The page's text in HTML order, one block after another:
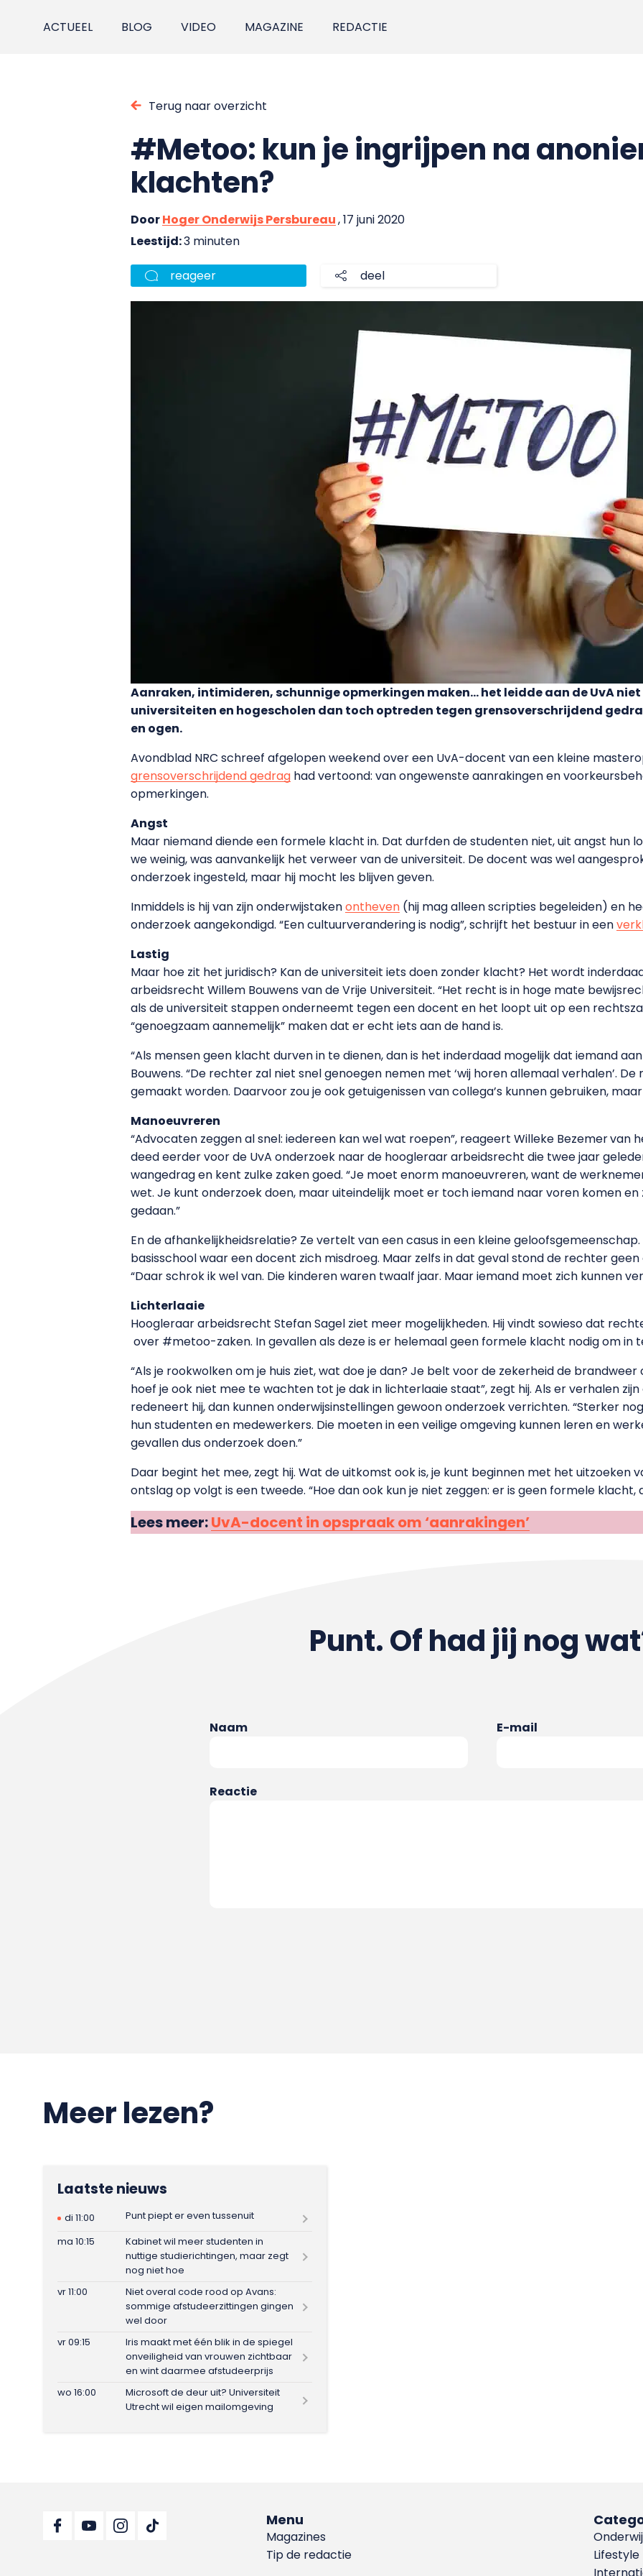
ACTUEEL BLOG VIDEO MAGAZINE REDACTIE
Terug naar overzicht
#Metoo: kun je ingrijpen na
klachten?
DoorHoger Onderwijs Persbureau, 17 juni 2020
Leestijd:3 minuten
reageer deel
Aanraken, intimideren, schunnige opmerkingen maken… het leidde aan de UvA
universiteiten en hogescholen dan toch optreden tegen grensoverschrijdend
en ogen.
Avondblad NRC schreef afgelopen weekend over een UvA-docent van een kleine
grensoverschrijdend gedrag had vertoond: van ongewenste aanrakingen en
opmerkingen.
Angst
Maar niemand diende een formele klacht in. Dat durfden de studenten niet, uit angst hun
we weinig, was aanvankelijk het verweer van de universiteit. De docent was wel
onderzoek ingesteld, maar hij mocht les blijven geven.
Inmiddels is hij van zijn onderwijstakenontheven (hij mag alleen scripties begeleiden) en
onderzoek aangekondigd. “Een cultuurverandering is nodig”, schrijft het bestuur in een
Lastig
Maar hoe zit het juridisch? Kan de universiteit iets doen zonder klacht? Het wordt
arbeidsrecht Willem Bouwens van de Vrije Universiteit. “Het recht is in hoge mate
als de universiteit stappen onderneemt tegen een docent en het loopt uit op een
“genoegzaam aannemelijk” maken dat er echt iets aan de hand is.
“Als mensen geen klacht durven in te dienen, dan is het inderdaad mogelijk dat iemand
Bouwens. “De rechter zal niet snel genoegen nemen met ‘wij horen allemaal verhalen’.
gemaakt worden. Daarvoor zou je ook getuigenissen van collega’s kunnen gebruiken,
Manoeuvreren
“Advocaten zeggen al snel: iedereen kan wel wat roepen”, reageert Willeke Bezemervan
deed eerder voor de UvA onderzoek naar de hoogleraar arbeidsrecht die twee jaar
wangedrag en kent zulke zaken goed. “Je moet enorm manoeuvreren, want de
wet. Je kunt onderzoek doen, maar uiteindelijk moet er toch iemand naar voren komen
gedaan.”
En de afhankelijkheidsrelatie? Ze vertelt van een casus in een kleine
basisschool waar een docent zich misdroeg. Maar zelfs in dat geval stond de rechter
“Daar schrok ik wel van. Die kinderen waren twaalf jaar. Maar iemand moet zich kunnen
Lichterlaaie
Hoogleraar arbeidsrecht Stefan Sagel ziet meer mogelijkheden. Hij vindt sowieso dat
over #metoo-zaken. In gevallen als deze is er helemaal geen formele klacht nodig om in
“Als je rookwolken om je huis ziet, wat doe je dan? Je belt voor de zekerheid de
hoef je ook niet mee te wachten tot je dak in lichterlaaie staat”, zegt hij. Als er verhalen
redeneert hij, dan kunnen onderwijsinstellingen gewoon onderzoek verrichten. “Sterker
hun studenten en medewerkers. Die moeten in een veilige omgeving kunnen leren en
gevallen dus onderzoek doen.”
Daar begint het mee, zegt hij. Wat de uitkomst ook is, je kunt beginnen met het uitzoeken
ontslag op volgt is een tweede. “Hoe dan ook kun je niet zeggen: er is geen formele klacht,
Lees meer:UvA-docent in opspraak om ‘aanrakingen’
Punt. Of had jij nog
Naam E-mail
Reactie
Meer lezen?
Laatste nieuws
di 11:00
Punt piept er even tussenuit
ma 10:15
Kabinet wil meer studenten in
nuttige studierichtingen, maar zegt
nog niet hoe
vr 11:00
Niet overal code rood op Avans:
sommige afstudeerzittingen gingen
wel door
vr 09:15
Iris maakt met één blik in de spiegel
onveiligheid van vrouwen zichtbaar
en wint daarmee afstudeerprijs
wo 16:00
Microsoft de deur uit? Universiteit
Utrecht wil eigen mailomgeving
Menu
Magazines
Tip de redactie
Lifestyle